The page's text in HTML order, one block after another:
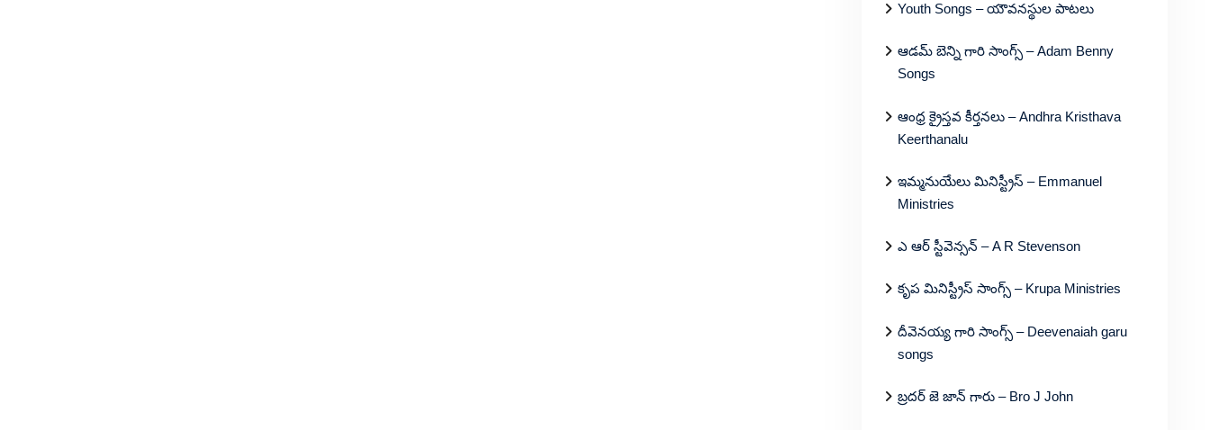
Youth Songs – యౌవనస్థుల పాటలు
ఆడమ్ బెన్ని గారి సాంగ్స్ – Adam Benny
Songs
ఆంధ్ర క్రైస్తవ కీర్తనలు – Andhra Kristhava
Keerthanalu
ఇమ్మనుయేలు మినిస్ట్రీస్ – Emmanuel
Ministries
ఎ ఆర్ స్టీవెన్సన్ – A R Stevenson
కృప మినిస్ట్రీస్ సాంగ్స్ – Krupa Ministries
దీవెనయ్య గారి సాంగ్స్ – Deevenaiah garu
songs
బ్రదర్ జె జాన్ గారు – Bro J John